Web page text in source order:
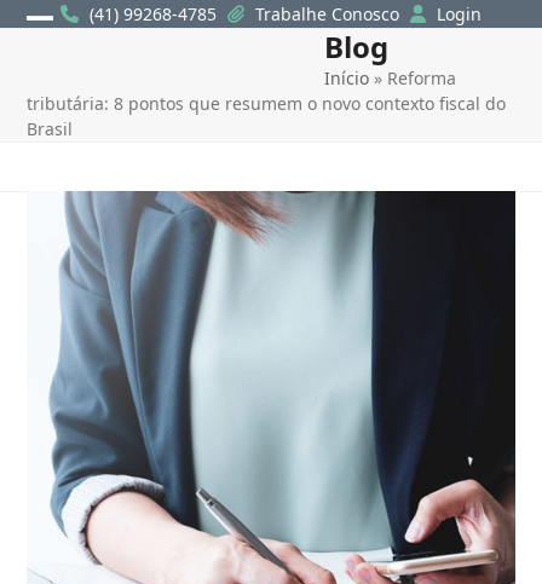
Skip
(41) 99268-4785 Trabalhe Conosco Login
menu
menu
Blog
Início » Reforma
tributária: 8 pontos que resumem o novo contexto fiscal do
Brasil